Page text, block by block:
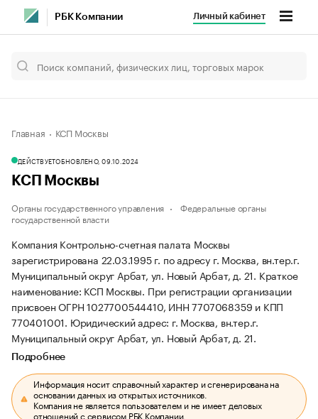
РБК Компании Личный кабинет
Главная КСП Москвы
ДЕЙСТВУЕТОБНОВЛЕНО, 09.10.2024
КСП Москвы
Органы государственного управления
Федеральные органы
государственной власти
Компания Контрольно-счетная палата Москвы
зарегистрирована 22.03.1995 г. по адресу г. Москва, вн.тер.г.
Муниципальный округ Арбат, ул. Новый Арбат, д. 21. Краткое
наименование: КСП Москвы. При регистрации организации
присвоен ОГРН 1027700544410, ИНН 7707068359 и КПП
770401001. Юридический адрес: г. Москва, вн.тер.г.
Муниципальный округ Арбат, ул. Новый Арбат, д. 21.
Подробнее
Информация носит справочный характер и сгенерирована на
основании данных из открытых источников.
Компания не является пользователем и не имеет деловых
отношений с сервисом РБК Компании.